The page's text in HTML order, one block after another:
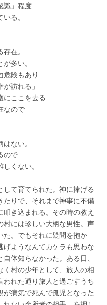
識」程度
る。
在。
多い。
険もあり
訪れる」
にここを去る
なので
ない。
で
ない。
て育てられた。神に捧げる
たりで、それまで神事に不備
き込まれる。その時の教え
村には珍しい大柄な男性。声
た。でもそれに疑問を抱か
ようなんてカケラも思わな
体知らなかった。ある日、
村の少年として、旅人の相
れた通り旅人と過ごすうち
病気で死んで孤児となった